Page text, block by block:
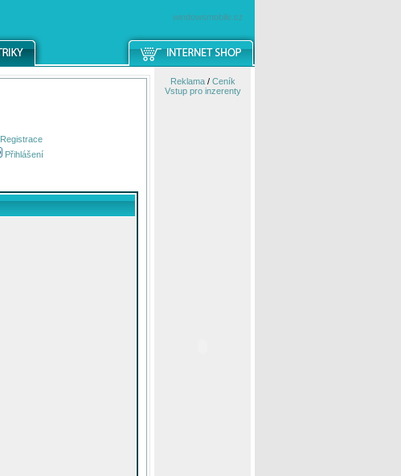
windowsmobile.cz
Registrace
Přihlášení
Reklama/ Ceník
Vstup pro inzerenty